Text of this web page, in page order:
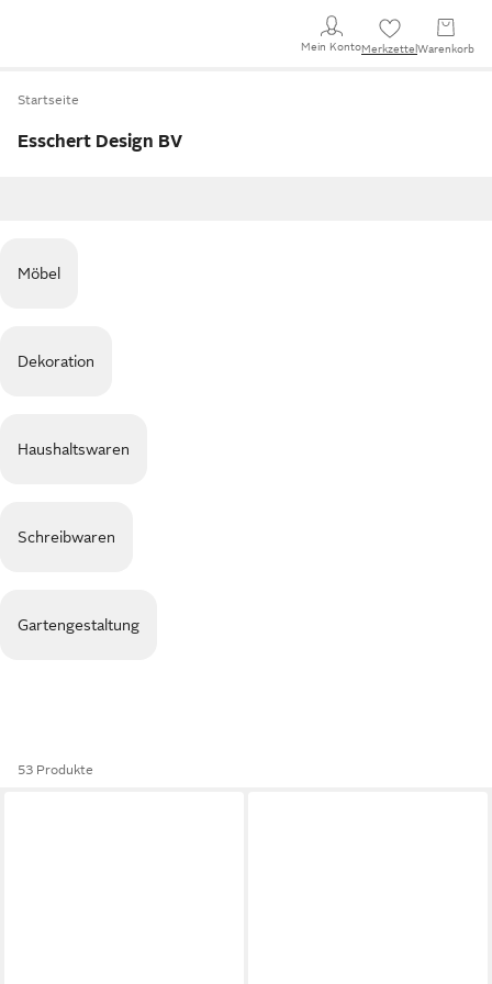
Mein KontoMerkzettel Warenkorb
Startseite
Esschert Design BV
Möbel
Dekoration
Haushaltswaren
Schreibwaren
Gartengestaltung
53 Produkte